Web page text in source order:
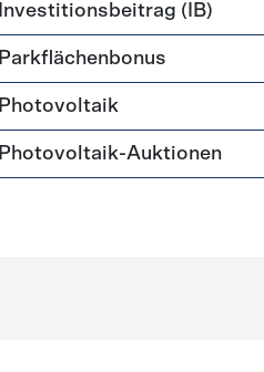
Investitionsbeitrag (IB)
Parkflächenbonus
Photovoltaik
Photovoltaik-Auktionen